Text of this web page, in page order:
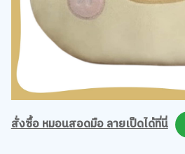
สั่งซื้อ หมอนสอดมือ ลายเป็ดได้ที่นี่